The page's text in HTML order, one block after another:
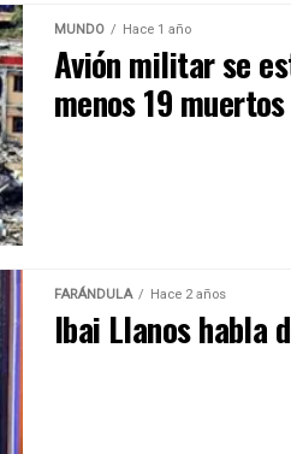
MUNDO Hace 1 año
Avión militar se
menos 19
FARÁNDULA Hace 2 años
Ibai Llanos habla